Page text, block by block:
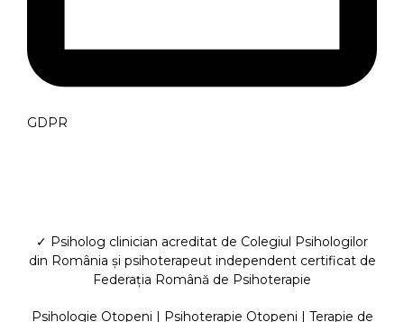
GDPR
✓ Psiholog clinician acreditat de Colegiul Psihologilor
din România și psihoterapeut independent certificat de
Federația Română de Psihoterapie
Psihologie Otopeni | Psihoterapie Otopeni | Terapie de